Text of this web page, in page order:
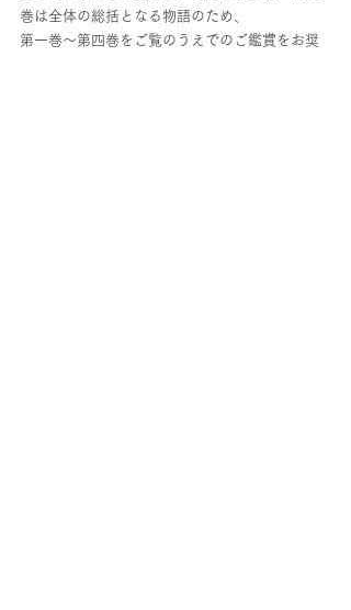
巻は全体の総括となる物語のため、
第一巻～第四巻をご覧のうえでのご鑑賞をお奨